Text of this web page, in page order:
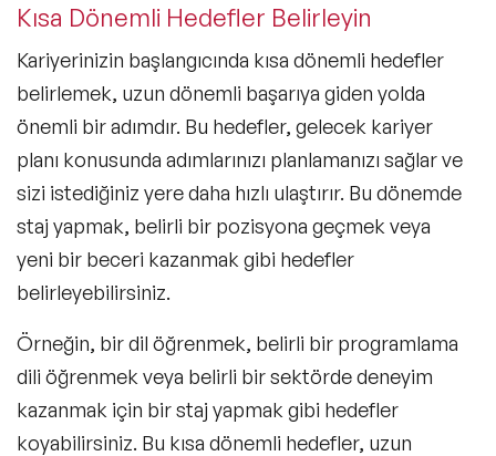
Kısa Dönemli Hedefler Belirleyin
Kariyerinizin başlangıcında kısa dönemli hedefler
belirlemek, uzun dönemli başarıya giden yolda
önemli bir adımdır. Bu hedefler, gelecek kariyer
planı konusunda adımlarınızı planlamanızı sağlar ve
sizi istediğiniz yere daha hızlı ulaştırır. Bu dönemde
staj yapmak, belirli bir pozisyona geçmek veya
yeni bir beceri kazanmak gibi hedefler
belirleyebilirsiniz.
Örneğin, bir dil öğrenmek, belirli bir programlama
dili öğrenmek veya belirli bir sektörde deneyim
kazanmak için bir staj yapmak gibi hedefler
koyabilirsiniz. Bu kısa dönemli hedefler, uzun